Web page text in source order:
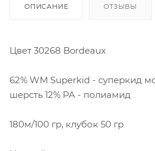
ОПИСАНИЕ ОТЗЫВЫ
Цвет 30268 Bordeaux
62% WM Superkid - суперкид
шерсть 12% PA - полиамид
180м/100 гр, клубок 50 гр